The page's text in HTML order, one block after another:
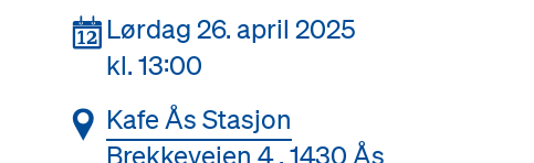
📆Lørdag 26. april 2025
kl. 13:00
📍 Kafe Ås Stasjon
Brekkeveien 4 , 1430 Ås